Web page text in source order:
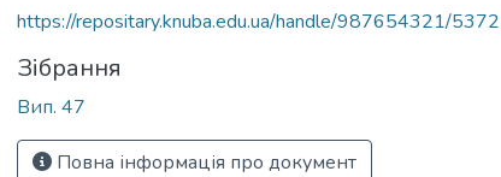
https://repositary.knuba.edu.ua/handle/987654321/5372
Зібрання
Вип. 47
Повна інформація про документ